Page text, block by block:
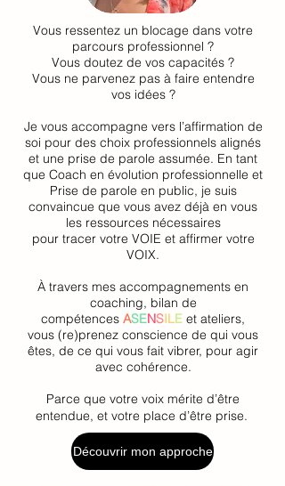
Vous ressentez un blocage dans votre
parcours professionnel ?
Vous doutez de vos capacités ?
Vous ne parvenez pas à faire entendre
vos idées ?
Je vous accompagne vers l’affirmation de
soi pour des choix professionnels alignés
et une prise de parole assumée. En tant
que Coach en évolution professionnelle et
Prise de parole en public, je suis
convaincue que vous avez déjà en vous
les ressources nécessaires
pour tracer votre VOIE et affirmer votre
VOIX.
À travers mes accompagnements en
coaching, bilan de
compétences ASENSILE et ateliers,
vous (re)prenez conscience de qui vous
êtes, de ce qui vous fait vibrer, pour agir
avec cohérence.
Parce que votre voix mérite d’être
entendue, et votre place d’être prise.
Découvrir mon approche